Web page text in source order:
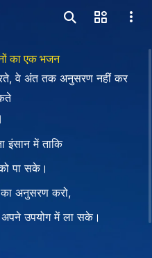
का एक भजन
वे अंत तक अनुसरण नहीं कर
Ⅰ
इंसान में ताकि
पा सके।
का अनुसरण करो,
अपने उपयोग में ला सके।